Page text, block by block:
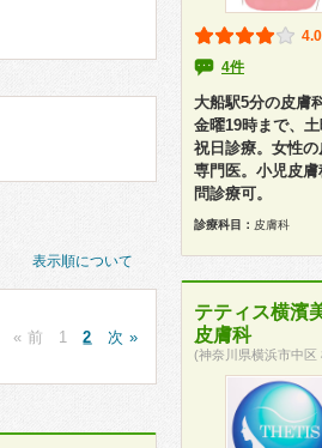
表示順について
« 前 1 2 次 »
4件
大船駅5分の皮
金曜19時まで、土
祝日診療。女性の
専門医。小児皮膚
問診療可。
診療科目： 皮膚科
テティス横濱
皮膚科
(神奈川県横浜市中区